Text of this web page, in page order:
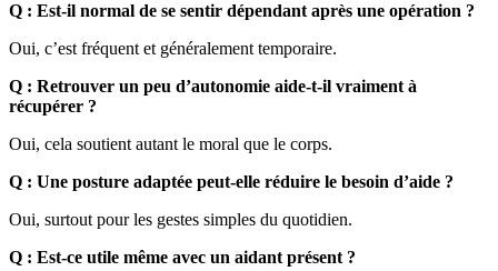
Q : Est-il normal de se sentir dépendant après une opération ?
Oui, c’est fréquent et généralement temporaire.
Q : Retrouver un peu d’autonomie aide-t-il vraiment à
récupérer ?
Oui, cela soutient autant le moral que le corps.
Q : Une posture adaptée peut-elle réduire le besoin d’aide ?
Oui, surtout pour les gestes simples du quotidien.
Q : Est-ce utile même avec un aidant présent ?